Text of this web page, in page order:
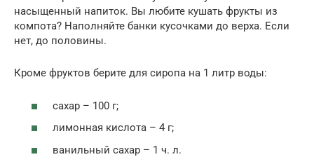
насыщенный напиток. Вы любите кушать фрукты из
компота? Наполняйте банки кусочками до верха. Если
нет, до половины.
Кроме фруктов берите для сиропа на 1 литр воды:
сахар – 100 г;
лимонная кислота – 4 г;
ванильный сахар – 1 ч. л.